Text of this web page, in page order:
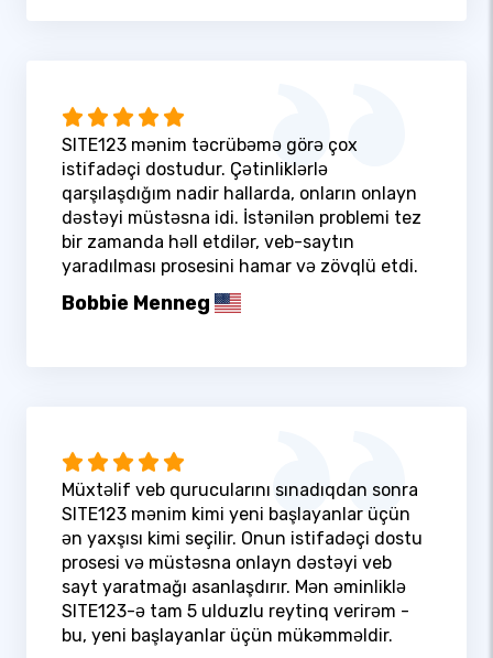
SITE123 mənim təcrübəmə görə çox
istifadəçi dostudur. Çətinliklərlə
qarşılaşdığım nadir hallarda, onların onlayn
dəstəyi müstəsna idi. İstənilən problemi tez
bir zamanda həll etdilər, veb-saytın
yaradılması prosesini hamar və zövqlü etdi.
Bobbie Menneg
Müxtəlif veb qurucularını sınadıqdan sonra
SITE123 mənim kimi yeni başlayanlar üçün
ən yaxşısı kimi seçilir. Onun istifadəçi dostu
prosesi və müstəsna onlayn dəstəyi veb
sayt yaratmağı asanlaşdırır. Mən əminliklə
SITE123-ə tam 5 ulduzlu reytinq verirəm -
bu, yeni başlayanlar üçün mükəmməldir.